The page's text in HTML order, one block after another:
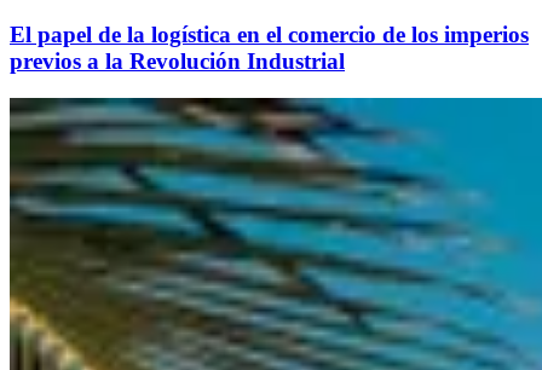
El papel de la logística en el comercio de los imperios
previos a la Revolución Industrial